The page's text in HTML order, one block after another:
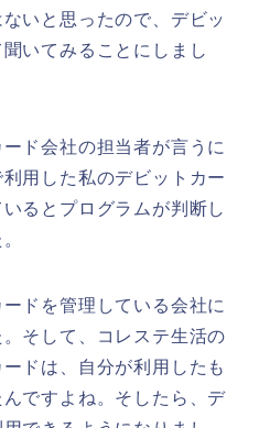
いと思ったので、デビッ
いてみることにしまし
ド会社の担当者が言うに
用した私のデビットカー
るとプログラムが判断し
ドを管理している会社に
そして、コレステ生活の
ドは、自分が利用したも
ですよね。そしたら、デ